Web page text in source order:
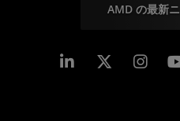
AMD の最新
Linkedin